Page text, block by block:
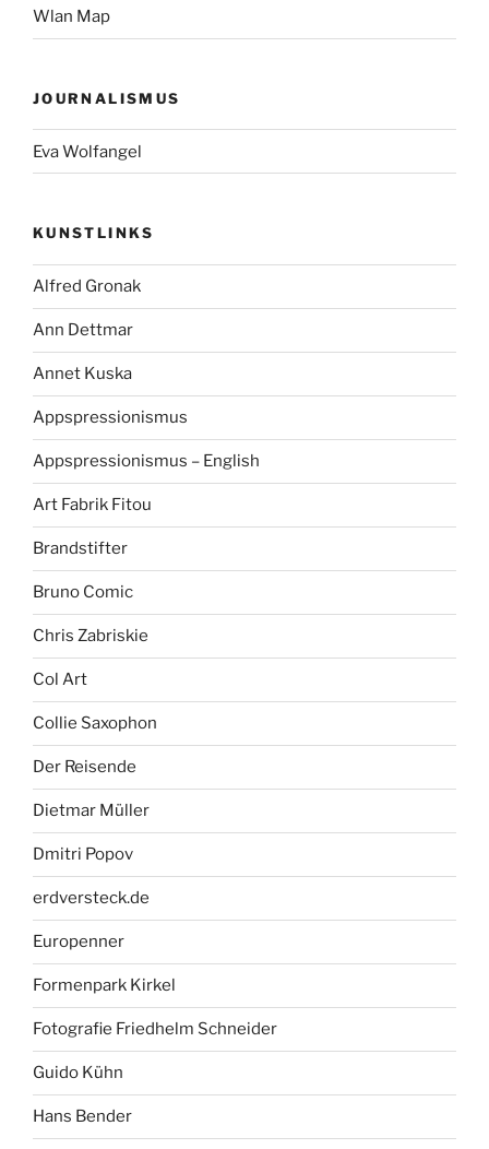
Wlan Map
JOURNALISMUS
Eva Wolfangel
KUNSTLINKS
Alfred Gronak
Ann Dettmar
Annet Kuska
Appspressionismus
Appspressionismus – English
Art Fabrik Fitou
Brandstifter
Bruno Comic
Chris Zabriskie
Col Art
Collie Saxophon
Der Reisende
Dietmar Müller
Dmitri Popov
erdversteck.de
Europenner
Formenpark Kirkel
Fotografie Friedhelm Schneider
Guido Kühn
Hans Bender